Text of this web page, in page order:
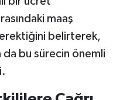
maaş
belirterek,
da bu sürecin önemli